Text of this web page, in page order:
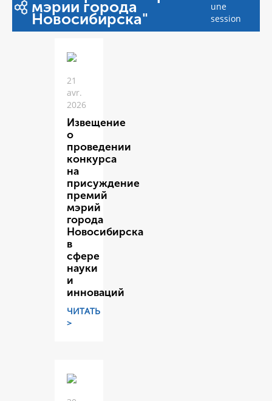
мэрии города
Новосибирска"
une
session
21
avr.
2026
Извещение
о
проведении
конкурса
на
присуждение
премий
мэрий
города
Новосибирска
в
сфере
науки
и
инноваций
ЧИТАТЬ
>